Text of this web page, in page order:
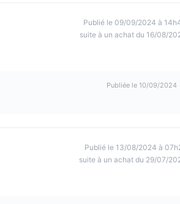
Publié le 09/09/2024 à
suite à un achat du 16/08/
Publiée le 10/09/2024
Publié le 13/08/2024 à
suite à un achat du 29/07/